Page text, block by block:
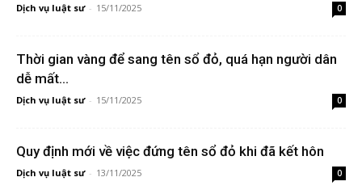
Dịch vụ luật sư - 15/11/2025 0
Thời gian vàng để sang tên sổ đỏ, quá hạn người dân
dễ mất...
Dịch vụ luật sư - 15/11/2025 0
Quy định mới về việc đứng tên sổ đỏ khi đã kết hôn
Dịch vụ luật sư - 13/11/2025 0